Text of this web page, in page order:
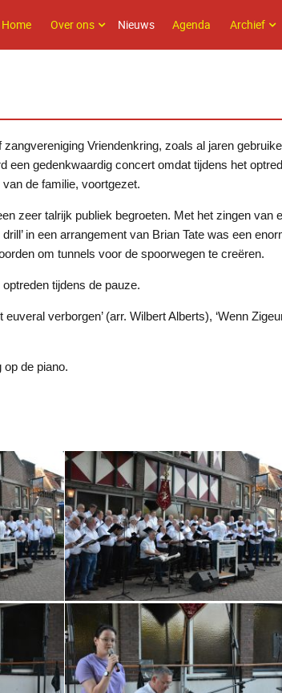
Home Over ons Nieuws Agenda Archief
Vriendenkring, zoals al jaren
gedenkwaardig concert omdat tijdens het
de familie, voortgezet.
zeer talrijk publiek begroeten. Met het zingen van
in een arrangement van Brian Tate was een
om tunnels voor de spoorwegen te creëren.
tijdens de pauze.
verborgen’ (arr. Wilbert Alberts), ‘Wenn
de piano.